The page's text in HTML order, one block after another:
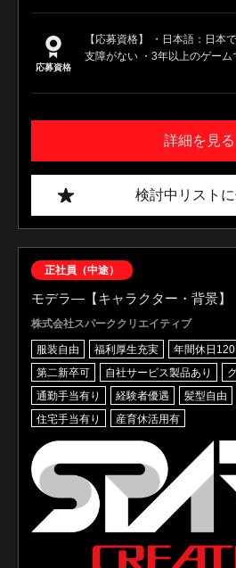
応募資格
【応募資格】 ・日本語：日本
支障がない ・3年以上のゲーム
詳細を見る
検討中リスト
正社員（中途）
モデラ―【キャラクター・背景】
株式会社スパーククリエイティブ
服装自由 福利厚生充実 年間休日
第二新卒可
自社サービス製品あり
通勤手当有り
経験者優遇 髪型自由
住宅手当有り
産育休活用有